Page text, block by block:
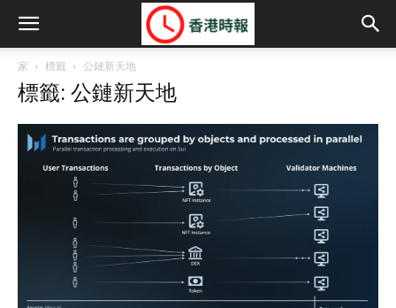
家 標籤 公鏈新天地
標籤: 公鏈新天地